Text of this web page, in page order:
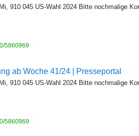
910 045 US-Wahl 2024 Bitte nochmalige
5860969
ab Woche 41/24 | Presseportal
910 045 US-Wahl 2024 Bitte nochmalige
5860969